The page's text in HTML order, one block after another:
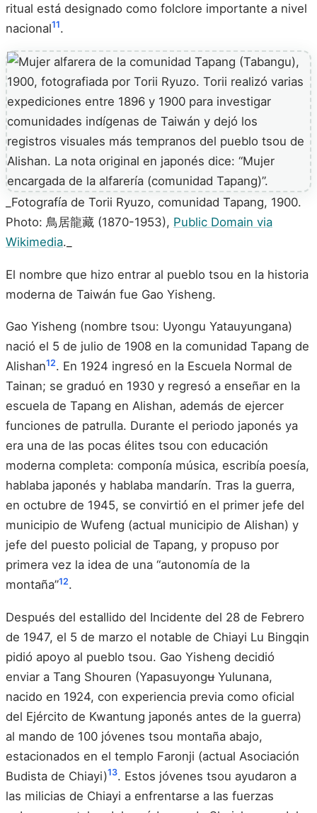
ritual está designado como folclore importante a nivel
nacional11.
_Fotografía de Torii Ryuzo, comunidad Tapang, 1900.
Photo: 鳥居龍藏 (1870-1953), Public Domain via
Wikimedia._
El nombre que hizo entrar al pueblo tsou en la historia
moderna de Taiwán fue Gao Yisheng.
Gao Yisheng (nombre tsou: Uyongu Yatauyungana)
nació el 5 de julio de 1908 en la comunidad Tapang de
Alishan12. En 1924 ingresó en la Escuela Normal de
Tainan; se graduó en 1930 y regresó a enseñar en la
escuela de Tapang en Alishan, además de ejercer
funciones de patrulla. Durante el periodo japonés ya
era una de las pocas élites tsou con educación
moderna completa: componía música, escribía poesía,
hablaba japonés y hablaba mandarín. Tras la guerra,
en octubre de 1945, se convirtió en el primer jefe del
municipio de Wufeng (actual municipio de Alishan) y
jefe del puesto policial de Tapang, y propuso por
primera vez la idea de una “autonomía de la
montaña”12.
Después del estallido del Incidente del 28 de Febrero
de 1947, el 5 de marzo el notable de Chiayi Lu Bingqin
pidió apoyo al pueblo tsou. Gao Yisheng decidió
enviar a Tang Shouren (Yapasuyongʉ Yulunana,
nacido en 1924, con experiencia previa como oficial
del Ejército de Kwantung japonés antes de la guerra)
al mando de 100 jóvenes tsou montaña abajo,
estacionados en el templo Faronji (actual Asociación
Budista de Chiayi)13. Estos jóvenes tsou ayudaron a
las milicias de Chiayi a enfrentarse a las fuerzas